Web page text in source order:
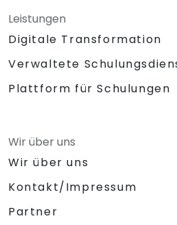
Leistungen
Digitale Transformation
Verwaltete
Plattform für Schulungen
Wir über uns
Wir über uns
Kontakt/Impressum
Partner